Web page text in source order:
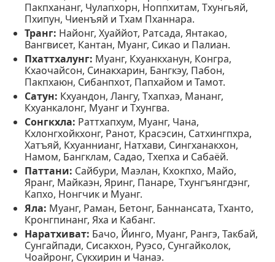
Пакпхананг, Чулапхорн, Ноппхитам, Тхунгьяй,
Пхипун, Чиенъяй и Тхам Пханнара.
Транг: Найонг, Хуаййот, Ратсада, Янтакао,
Вангвисет, Кантан, Муанг, Сикао и Палиан.
Пхаттхалунг: Муанг, Кхуанкханун, Конгра,
Кхаочайсон, Синакхарин, Бангкэу, Пабон,
Пакпхаюн, Сибанпхот, Папхайом и Тамот.
Сатун: Кхуандон, Лангу, Тхапхаэ, Мананг,
Кхуанкалонг, Муанг и Тхунгва.
Сонгкхла: Раттхапхум, Муанг, Чана,
Кхлонгхойкхонг, Ранот, Красэсин, Сатхингпхра,
Хатъяй, Кхуаннианг, Натхави, Сингханакхон,
Намом, Бангклам, Садао, Тхепха и Сабаёй.
Паттани: Сайбури, Маэлан, Кхокпхо, Майо,
Яранг, Майкаэн, Яринг, Панаре, Тхунгъянгдэнг,
Капхо, Нонгчик и Муанг.
Яла: Муанг, Раман, Бетонг, Баннансата, Тханто,
Кронгпинанг, Яха и Кабанг.
Наратхиват: Бачо, Йинго, Муанг, Рангэ, Такбай,
Сунгайпади, Сисакхон, Руэсо, Сунгайколок,
Чоайронг, Сукхирин и Чанаэ.